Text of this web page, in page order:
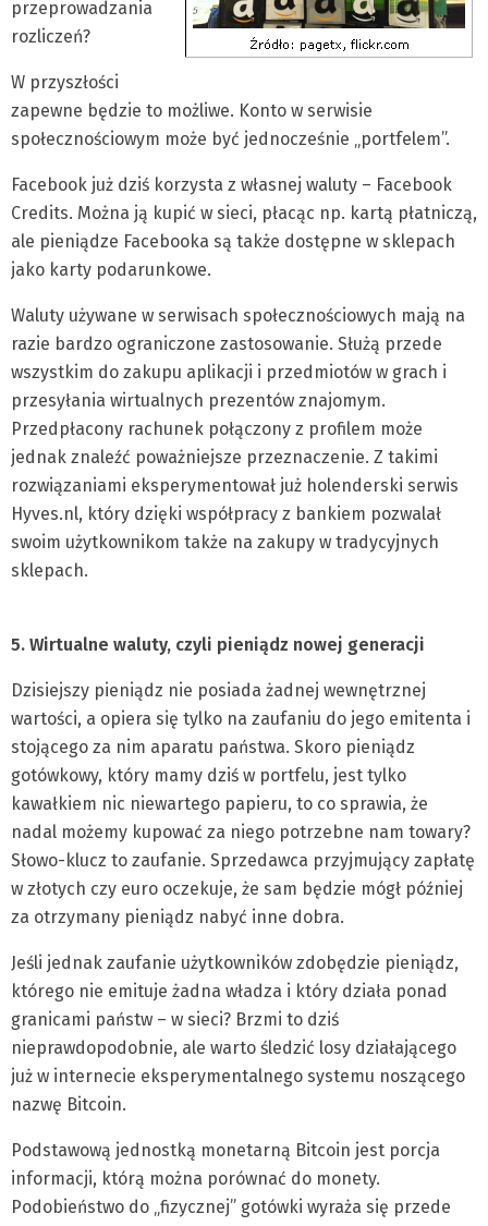
przeprowadzania
rozliczeń?
W przyszłości
zapewne będzie to możliwe. Konto w serwisie
społecznościowym może być jednocześnie „portfelem”.
Facebook już dziś korzysta z własnej waluty – Facebook
Credits. Można ją kupić w sieci, płacąc np. kartą płatniczą,
ale pieniądze Facebooka są także dostępne w sklepach
jako karty podarunkowe.
Waluty używane w serwisach społecznościowych mają na
razie bardzo ograniczone zastosowanie. Służą przede
wszystkim do zakupu aplikacji i przedmiotów w grach i
przesyłania wirtualnych prezentów znajomym.
Przedpłacony rachunek połączony z profilem może
jednak znaleźć poważniejsze przeznaczenie. Z takimi
rozwiązaniami eksperymentował już holenderski serwis
Hyves.nl, który dzięki współpracy z bankiem pozwalał
swoim użytkownikom także na zakupy w tradycyjnych
sklepach.
5. Wirtualne waluty, czyli pieniądz nowej generacji
Dzisiejszy pieniądz nie posiada żadnej wewnętrznej
wartości, a opiera się tylko na zaufaniu do jego emitenta i
stojącego za nim aparatu państwa. Skoro pieniądz
gotówkowy, który mamy dziś w portfelu, jest tylko
kawałkiem nic niewartego papieru, to co sprawia, że
nadal możemy kupować za niego potrzebne nam towary?
Słowo-klucz to zaufanie. Sprzedawca przyjmujący zapłatę
w złotych czy euro oczekuje, że sam będzie mógł później
za otrzymany pieniądz nabyć inne dobra.
Jeśli jednak zaufanie użytkowników zdobędzie pieniądz,
którego nie emituje żadna władza i który działa ponad
granicami państw – w sieci? Brzmi to dziś
nieprawdopodobnie, ale warto śledzić losy działającego
już w internecie eksperymentalnego systemu noszącego
nazwę Bitcoin.
Podstawową jednostką monetarną Bitcoin jest porcja
informacji, którą można porównać do monety.
Podobieństwo do „fizycznej” gotówki wyraża się przede